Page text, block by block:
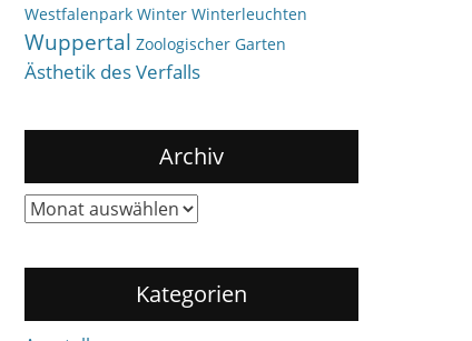
Westfalenpark Winter Winterleuchten
Wuppertal Zoologischer Garten
Ästhetik des Verfalls
Archiv
Archiv
Kategorien